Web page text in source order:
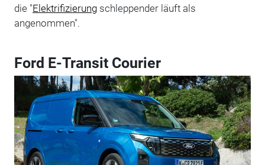
die "Elektrifizierungschleppender läuft als
angenommen".
Ford E-Transit Courier